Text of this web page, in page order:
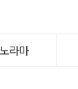
라마